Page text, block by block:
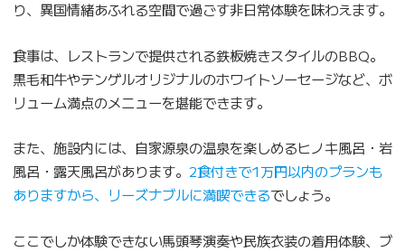
り、異国情緒あふれる空間で過ごす非日常体験を味わえます。
食事は、レストランで提供される鉄板焼きスタイルのBBQ。
黒毛和牛やテンゲルオリジナルのホワイトソーセージなど、ボ
リューム満点のメニューを堪能できます。
また、施設内には、自家源泉の温泉を楽しめるヒノキ風呂・岩
風呂・露天風呂があります。 2食付きで1万円以内のプランも
ありますから、リーズナブルに満喫できるでしょう。
ここでしか体験できない馬頭琴演奏や民族衣装の着用体験、ブ